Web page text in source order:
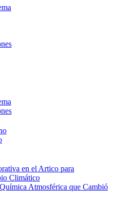
en el Artico para
Climático
Atmosférica que Cambió